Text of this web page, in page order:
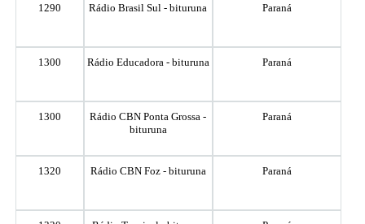
1290 Rádio Brasil Sul - bituruna Paraná
1300 Rádio Educadora - bituruna Paraná
1300
Rádio CBN Ponta Grossa -
bituruna
Paraná
1320 Rádio CBN Foz - bituruna Paraná